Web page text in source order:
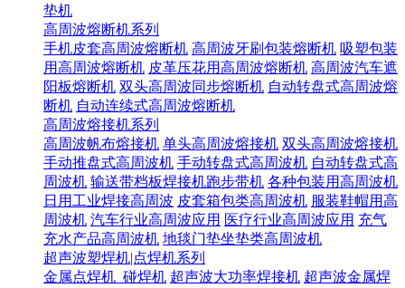
垫机
高周波熔断机系列
手机皮套高周波熔断机 高周波牙刷包装熔断机 吸塑包装
用高周波熔断机 皮革压花用高周波熔断机 高周波汽车遮
阳板熔断机 双头高周波同步熔断机 自动转盘式高周波熔
断机 自动连续式高周波熔断机
高周波熔接机系列
高周波帆布熔接机 单头高周波熔接机 双头高周波熔接机
手动推盘式高周波机 手动转盘式高周波机 自动转盘式高
周波机 输送带档板焊接机跑步带机 各种包装用高周波机
日用工业焊接高周波 皮套箱包类高周波机 服装鞋帽用高
周波机 汽车行业高周波应用 医疗行业高周波应用 充气
充水产品高周波机 地毯门垫坐垫类高周波机
超声波塑焊机|点焊机系列
金属点焊机_碰焊机 超声波大功率焊接机 超声波金属焊